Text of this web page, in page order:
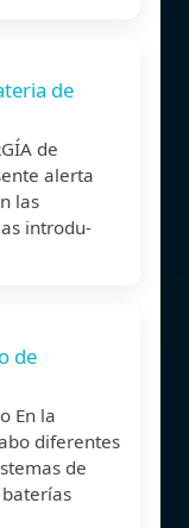
de
de
alerta
las
introdu-
de
En la
diferentes
de